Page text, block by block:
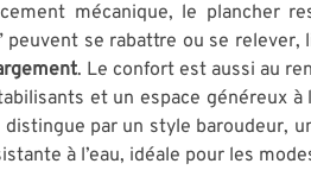
mécanique, le plancher
peuvent se rabattre ou se relever,
. Le confort est aussi au
et un espace généreux à
distingue par un style baroudeur,
à l’eau, idéale pour les